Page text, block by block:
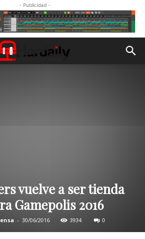
- Publicidad -
vuelve a ser tienda
Gamepolis 2016
- 30/06/2016 3934 0